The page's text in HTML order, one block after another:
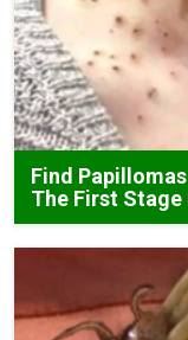
Find
The First Stage